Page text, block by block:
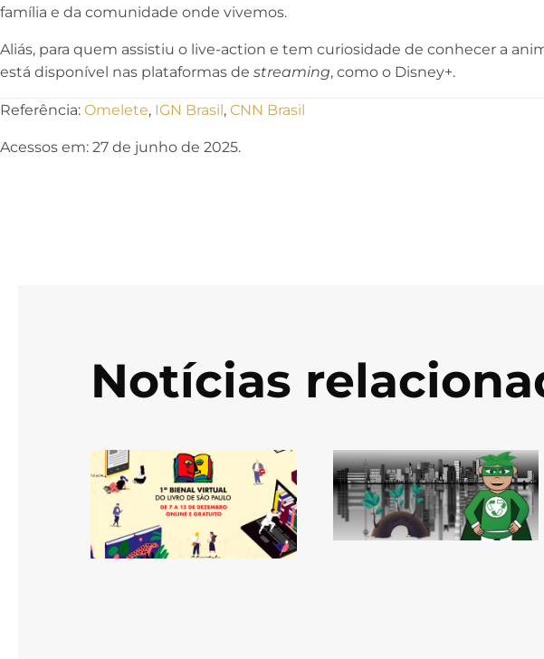
família e da comunidade onde vivemos.
Aliás, para quem assistiu o live-action e tem curiosidade de conhecer a
está disponível nas plataformas de streaming, como o Disney+.
Referência: Omelete, IGN Brasil, CNN Brasil
Acessos em: 27 de junho de 2025.
Notícias